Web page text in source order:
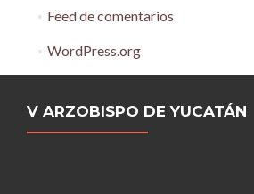
Feed de comentarios
WordPress.org
V ARZOBISPO DE YUCATÁN